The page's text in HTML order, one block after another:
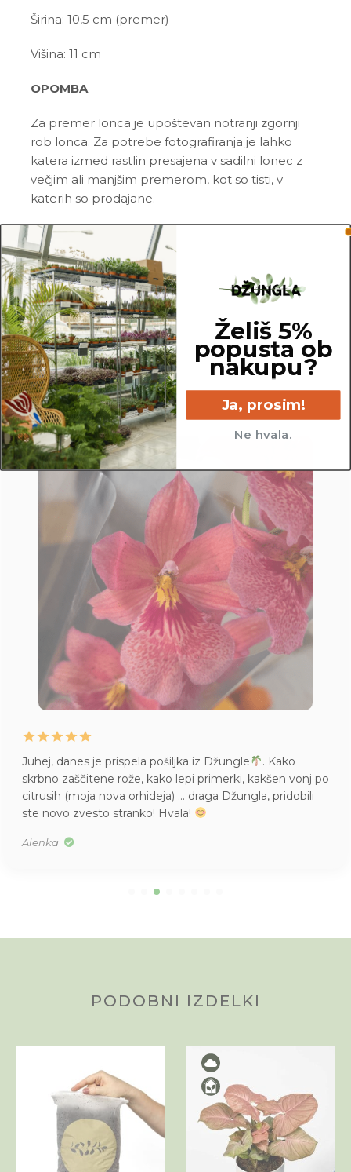
Širina: 10,5 cm (premer)
Višina: 11 cm
OPOMBA
Za premer lonca je upoštevan notranji zgornji
rob lonca. Za potrebe fotografiranja je lahko
katera izmed rastlin presajena v sadilni lonec z
večjim ali manjšim premerom, kot so tisti, v
katerih so prodajane.
10.5 cm
Juhej, danes je prispela pošiljka iz Džungle
. Kako
skrbno zaščitene rože, kako lepi primerki, kakšen vonj po
citrusih (moja nova orhideja) … draga Džungla, pridobili
ste novo zvesto stranko! Hvala!
Alenka
PODOBNI IZDELKI
Želiš 5%
popusta ob
nakupu?
Ja, prosim!
Ne hvala.